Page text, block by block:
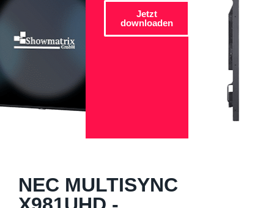
Jetzt
downloaden
NEC MULTISYNC